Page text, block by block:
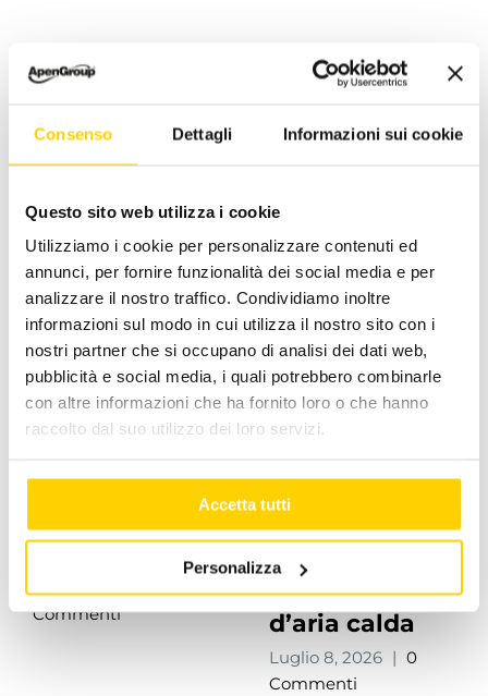
Consenso Dettagli Informazioni sui cookie
Questo sito web utilizza i cookie
Utilizziamo i cookie per personalizzare contenuti ed
annunci, per fornire funzionalità dei social media e per
analizzare il nostro traffico. Condividiamo inoltre
informazioni sul modo in cui utilizza il nostro sito con i
nostri partner che si occupano di analisi dei dati web,
pubblicità e social media, i quali potrebbero combinarle
con altre informazioni che ha fornito loro o che hanno
raccolto dal suo utilizzo dei loro servizi.
Accetta tutti
Personalizza
Post correlati
Gli
Stakeholder di
Commenti
Processo di
assemblaggio
generatori
d’aria calda
Luglio 8, 2026 | 0
Commenti